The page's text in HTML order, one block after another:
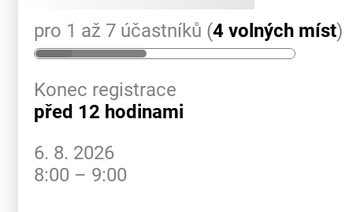
pro 1 až 7 účastníků (4 volných míst)
Konec registrace
před 12 hodinami
6. 8. 2026
8:00 – 9:00